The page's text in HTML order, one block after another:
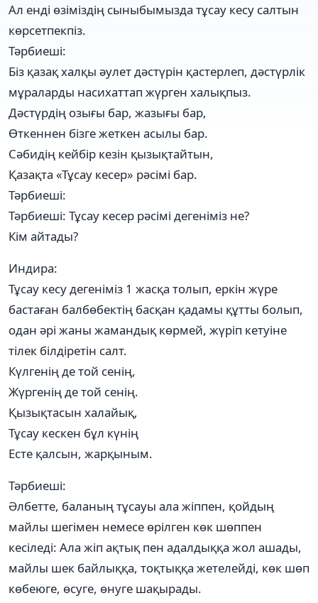
Ал енді өзіміздің сыныбымызда тұсау кесу салтын
көрсетпекпіз.
Тәрбиеші:
Біз қазақ халқы әулет дәстүрін қастерлеп, дәстүрлік
мұраларды насихаттап жүрген халықпыз.
Дәстүрдің озығы бар, жазығы бар,
Өткеннен бізге жеткен асылы бар.
Сәбидің кейбір кезін қызықтайтын,
Қазақта «Тұсау кесер» рәсімі бар.
Тәрбиеші:
Тәрбиеші: Тұсау кесер рәсімі дегеніміз не?
Кім айтады?
Индира:
Тұсау кесу дегеніміз 1 жасқа толып, еркін жүре
бастаған балбөбектің басқан қадамы құтты болып,
одан әрі жаны жамандық көрмей, жүріп кетуіне
тілек білдіретін салт.
Күлгенің де той сенің,
Жүргенің де той сенің.
Қызықтасын халайық,
Тұсау кескен бұл күнің
Есте қалсын, жарқыным.
Тәрбиеші:
Әлбетте, баланың тұсауы ала жіппен, қойдың
майлы шегімен немесе өрілген көк шөппен
кесіледі: Ала жіп ақтық пен адалдыққа жол ашады,
майлы шек байлыққа, тоқтыққа жетелейді, көк шөп
көбеюге, өсуге, өнуге шақырады.